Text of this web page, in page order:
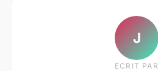
J
ECRIT PAR